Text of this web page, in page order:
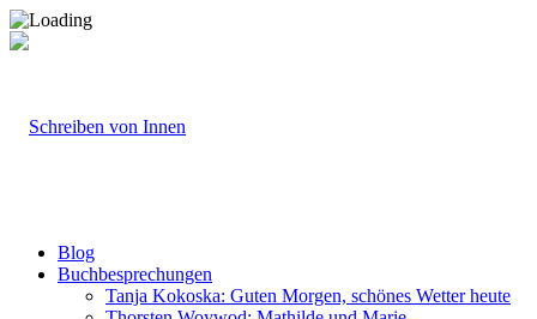
Blog
Buchbesprechungen
Tanja Kokoska: Guten Morgen, schönes Wetter heute